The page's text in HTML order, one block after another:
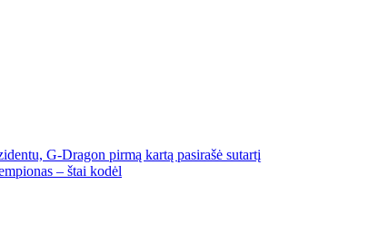
G-Dragon pirmą kartą pasirašė sutartį
– štai kodėl